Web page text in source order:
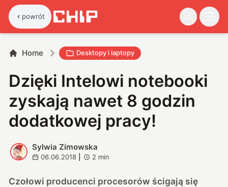
powrót
Home Desktopy i laptopy
Dzięki Intelowi notebooki
zyskają nawet 8 godzin
dodatkowej pracy!
S
Sylwia Zimowska
06.06.2018 2 min
Czołowi producenci procesorów ścigają się